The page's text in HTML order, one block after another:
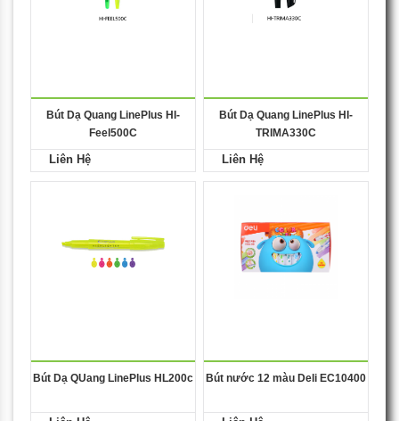
Bút Dạ Quang LinePlus HI-
Feel500C
Liên Hệ
Bút Dạ Quang LinePlus HI-
TRIMA330C
Liên Hệ
Bút Dạ QUang LinePlus HL200c Bút nước 12 màu Deli EC10400